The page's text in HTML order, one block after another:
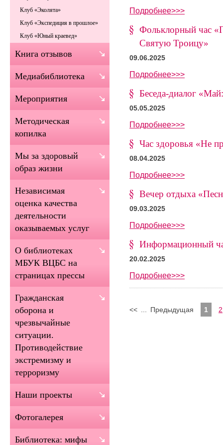
Подробнее>>>
Фольклорный час
Святую Троицу»
09.06.2025
Подробнее>>>
Беседа-диалог
05.05.2025
Подробнее>>>
Час здоровья «Не
08.04.2025
Подробнее>>>
Вечер отдыха
09.03.2025
Подробнее>>>
Информационный
20.02.2025
Подробнее>>>
<< Предыдущая 1 2
Клуб «Эколята»
Клуб «Экспедиция в прошлое»
Клуб «Юный краевед»
Книга отзывов
Медиабиблиотека
Мероприятия
Методическая
копилка
Мы за здоровый
образ жизни
Независимая
оценка качества
деятельности
оказываемых услуг
О библиотеках
МБУК ВЦБС на
страницах прессы
Гражданская
оборона и
чрезвычайные
ситуации.
Противодействие
экстремизму и
терроризму
Наши проекты
Фотогалерея
Библиотека: мифы